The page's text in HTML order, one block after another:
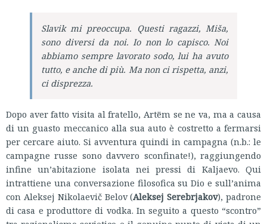
Slavik mi preoccupa. Questi ragazzi, Miša,
sono diversi da noi. Io non lo capisco. Noi
abbiamo sempre lavorato sodo, lui ha avuto
tutto, e anche di più. Ma non ci rispetta, anzi,
ci disprezza.
Dopo aver fatto visita al fratello, Artёm se ne va, ma a causa
di un guasto meccanico alla sua auto è costretto a fermarsi
per cercare aiuto. Si avventura quindi in campagna (n.b.: le
campagne russe sono davvero sconfinate!), raggiungendo
infine un’abitazione isolata nei pressi di Kaljaevo. Qui
intrattiene una conversazione filosofica su Dio e sull’anima
con Aleksej Nikolaevič Belov (Aleksej Serebrjakov), padrone
di casa e produttore di vodka. In seguito a questo “scontro”